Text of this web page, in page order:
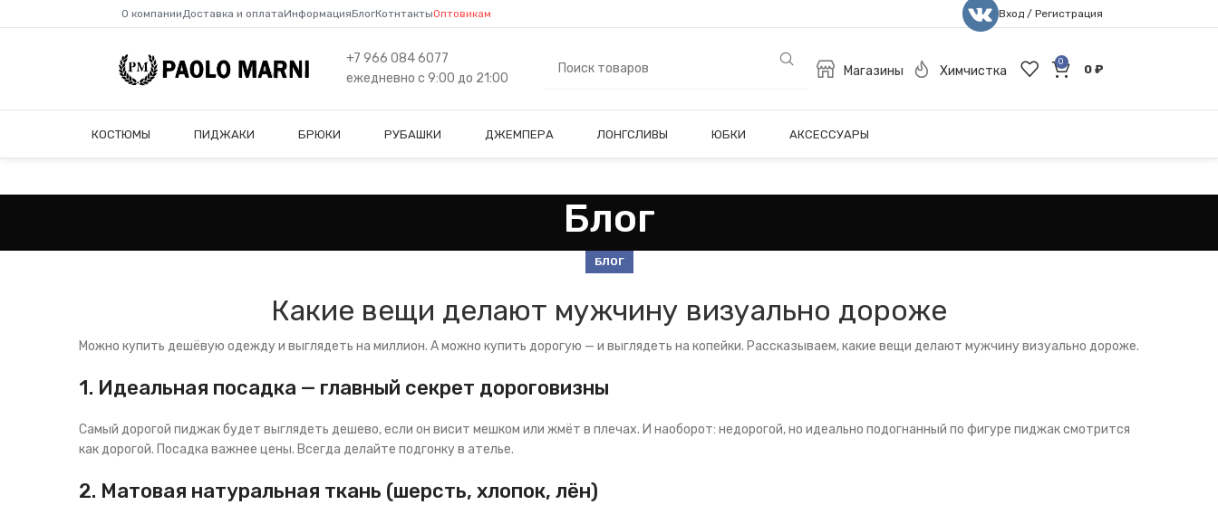
О компанииДоставка и оплатаИнформацияБлогКотнтактыОптовикам Вход / Регистрация
+7 966 084 6077
ежедневно с 9:00 до 21:00
Магазины Химчистка
0
0 ₽
КОСТЮМЫ ПИДЖАКИ БРЮКИ РУБАШКИ ДЖЕМПЕРА ЛОНГСЛИВЫ ЮБКИ АКСЕССУАРЫ
Блог
БЛОГ
Какие вещи делают мужчину визуально дороже
Можно купить дешёвую одежду и выглядеть на миллион. А можно купить дорогую — и выглядеть на копейки. Рассказываем, какие вещи делают мужчину визуально дороже.
1. Идеальная посадка — главный секрет дороговизны
Самый дорогой пиджак будет выглядеть дешево, если он висит мешком или жмёт в плечах. И наоборот: недорогой, но идеально подогнанный по фигуре пиджак смотрится
как дорогой. Посадка важнее цены. Всегда делайте подгонку в ателье.
2. Матовая натуральная ткань (шерсть, хлопок, лён)